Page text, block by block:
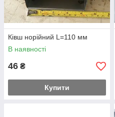
Ківш норійний L=110 мм
В наявності
46 ₴
Купити